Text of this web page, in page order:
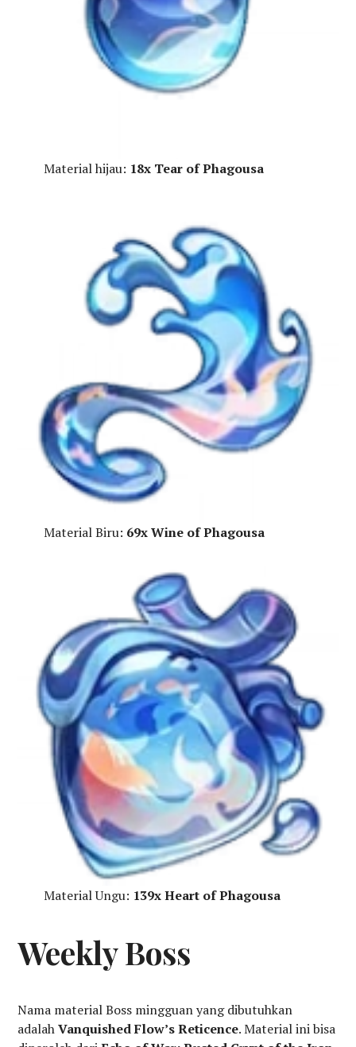
Material hijau: 18x Tear of Phagousa
Material Biru: 69xWine of Phagousa
Material Ungu: 139xHeart of Phagousa
Weekly Boss
Nama material Boss mingguan yang dibutuhkan
adalahVanquished Flow’s Reticence. Material ini bisa